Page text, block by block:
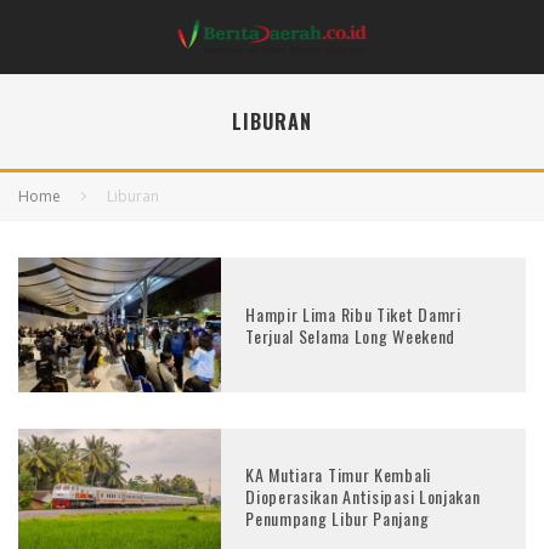
LIBURAN
Home Liburan
Hampir Lima Ribu Tiket Damri
Terjual Selama Long Weekend
KA Mutiara Timur Kembali
Dioperasikan Antisipasi Lonjakan
Penumpang Libur Panjang